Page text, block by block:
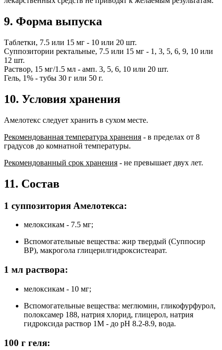
9. Форма выпуска
Таблетки, 7.5 или 15 мг - 10 или 20 шт.
Суппозитории ректальные, 7.5 или 15 мг - 1, 3, 5, 6, 9, 10 или
12 шт.
Раствор, 15 мг/1.5 мл - амп. 3, 5, 6, 10 или 20 шт.
Гель, 1% - тубы 30 г или 50 г.
10. Условия хранения
Амелотекс следует хранить в сухом месте.
Рекомендованная температура хранения - в пределах от 8
градусов до комнатной температуры.
Рекомендованный срок хранения - не превышает двух лет.
11. Состав
1 суппозитория Амелотекса:
мелоксикам - 7.5 мг;
Вспомогательные вещества: жир твердый (Суппосир
ВР), макрогола глицерилгидроксистеарат.
1 мл раствора:
мелоксикам - 10 мг;
Вспомогательные вещества: меглюмин, гликофурфурол,
полоксамер 188, натрия хлорид, глицерол, натрия
гидроксида раствор 1М - до рН 8.2-8.9, вода.
100 г геля: